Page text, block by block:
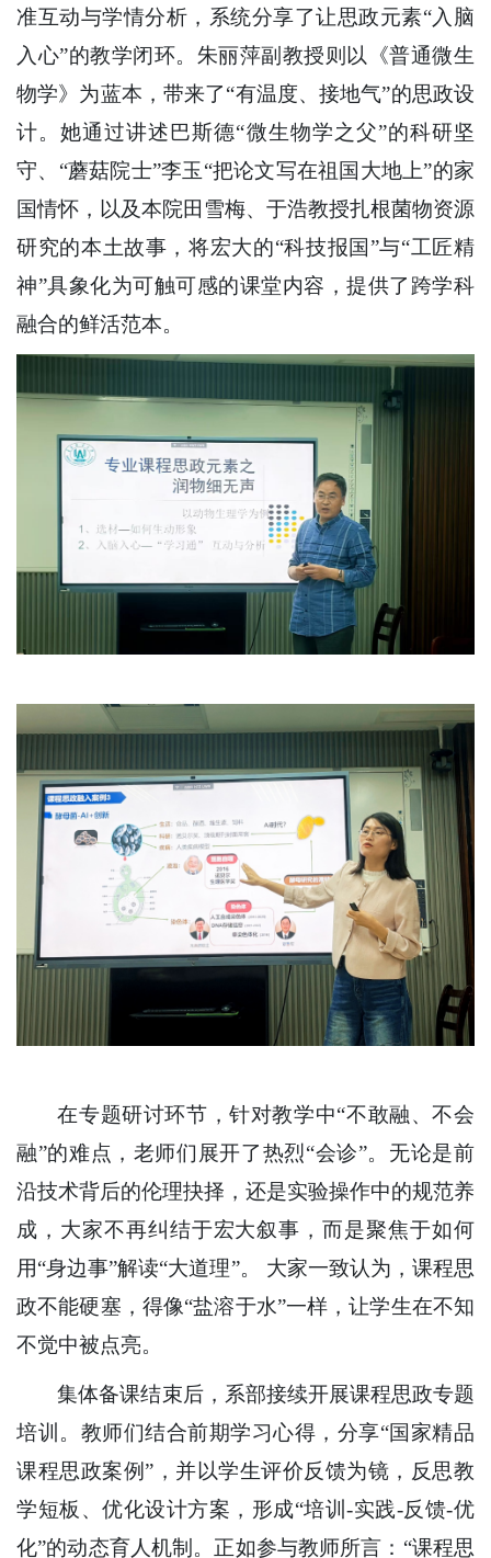
准互动与学情分析，系统分享了让思政元素“入脑
入心”的教学闭环。朱丽萍副教授则以《普通微生
物学》为蓝本，带来了“有温度、接地气”的思政设
计。她通过讲述巴斯德“微生物学之父”的科研坚
守、“蘑菇院士”李玉“把论文写在祖国大地上”的家
国情怀，以及本院田雪梅、于浩教授扎根菌物资源
研究的本土故事，将宏大的“科技报国”与“工匠精
神”具象化为可触可感的课堂内容，提供了跨学科
融合的鲜活范本。
在专题研讨环节，针对教学中“不敢融、不会
融”的难点，老师们展开了热烈“会诊”。无论是前
沿技术背后的伦理抉择，还是实验操作中的规范养
成，大家不再纠结于宏大叙事，而是聚焦于如何
用“身边事”解读“大道理”。 大家一致认为，课程思
政不能硬塞，得像“盐溶于水”一样，让学生在不知
不觉中被点亮。
集体备课结束后，系部接续开展课程思政专题
培训。教师们结合前期学习心得，分享“国家精品
课程思政案例”，并以学生评价反馈为镜，反思教
学短板、优化设计方案，形成“培训-实践-反馈-优
化”的动态育人机制。正如参与教师所言：“课程思